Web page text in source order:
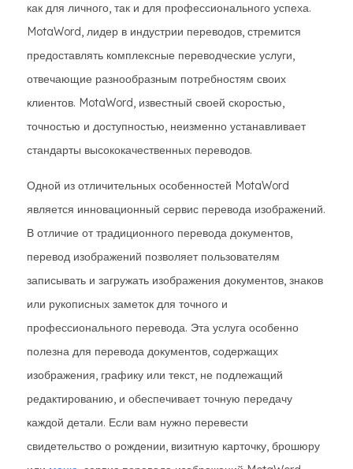
как для личного, так и для профессионального успеха.
MotaWord, лидер в индустрии переводов, стремится
предоставлять комплексные переводческие услуги,
отвечающие разнообразным потребностям своих
клиентов. MotaWord, известный своей скоростью,
точностью и доступностью, неизменно устанавливает
стандарты высококачественных переводов.
Одной из отличительных особенностей MotaWord
является инновационный сервис перевода изображений.
В отличие от традиционного перевода документов,
перевод изображений позволяет пользователям
записывать и загружать изображения документов, знаков
или рукописных заметок для точного и
профессионального перевода. Эта услуга особенно
полезна для перевода документов, содержащих
изображения, графику или текст, не подлежащий
редактированию, и обеспечивает точную передачу
каждой детали. Если вам нужно перевести
свидетельство о рождении, визитную карточку, брошюру